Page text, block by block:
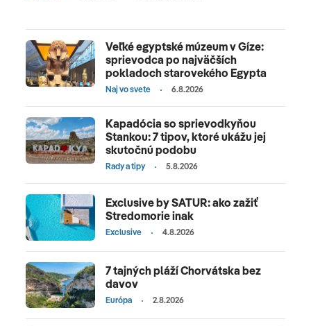
Veľké egyptské múzeum v Gíze:
sprievodca po najväčších
pokladoch starovekého Egypta
Naj vo svete 6.8.2026
Kapadócia so sprievodkyňou
Stankou: 7 tipov, ktoré ukážu jej
skutočnú podobu
Rady a tipy 5.8.2026
Exclusive by SATUR: ako zažiť
Stredomorie inak
Exclusive 4.8.2026
7 tajných pláží Chorvátska bez
davov
Európa 2.8.2026